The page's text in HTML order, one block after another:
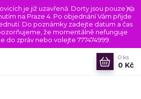
je již uzavřená. Dorty jsou pouze na
na Praze 4. Po objednání Vám přijde
Do poznámky zadejte datum a čas
že momentálně nefunguje
do zpráv nebo volejte 777474999.
0 ks
0 Kč